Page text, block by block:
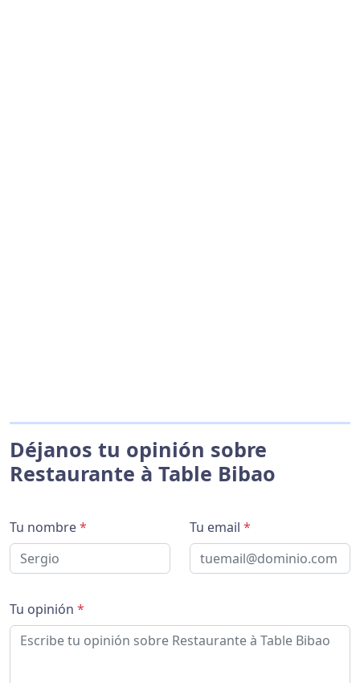
Déjanos tu opinión sobre
Restaurante à Table Bibao
Tu nombre* Tu email *
Tu opinión *